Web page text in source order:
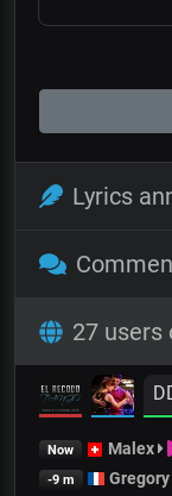
Lyrics
27 users
Now Malex
-9 m Gregory